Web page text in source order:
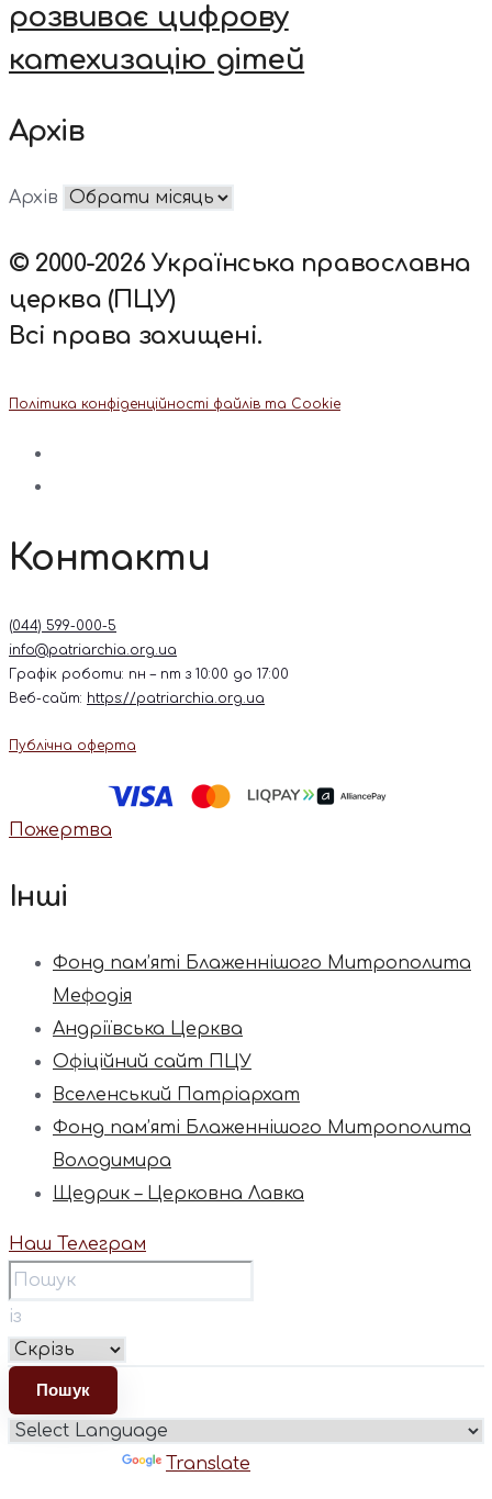
розвиває цифрову
катехизацію дітей
Архів
Архів
© 2000-2026 Українська православна
церква (ПЦУ)
Всі права захищені.
Політика конфіденційності файлів та Cookie
Контакти
(044) 599-000-5
info@patriarchia.org.ua
Графік роботи: пн – пт з 10:00 до 17:00
Веб-сайт: https://patriarchia.org.ua
Публічна оферта
Пожертва
Інші
Фонд пам’яті Блаженнішого Митрополита
Мефодія
Андріївська Церква
Офіційний сайт ПЦУ
Вселенський Патріархат
Фонд пам’яті Блаженнішого Митрополита
Володимира
Щедрик – Церковна Лавка
Наш Телеграм
із
Translate